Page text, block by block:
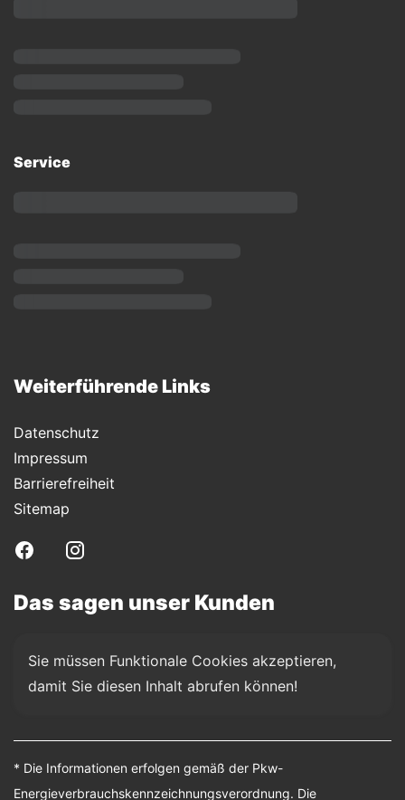
Service
Weiterführende Links
Datenschutz
Impressum
Barrierefreiheit
Sitemap
Das sagen unser Kunden
Sie müssen Funktionale Cookies akzeptieren,
damit Sie diesen Inhalt abrufen können!
* Die Informationen erfolgen gemäß der Pkw-
Energieverbrauchskennzeichnungsverordnung. Die